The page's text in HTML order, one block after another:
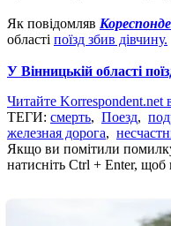
Як повідомляв
області поїзд збив дівчину.
У Вінницькій області
Читайте Korrespondent.net
ТЕГИ: смерть, Поезд,
железная дорога,
Якщо ви помітили
натисніть Ctrl + Enter,